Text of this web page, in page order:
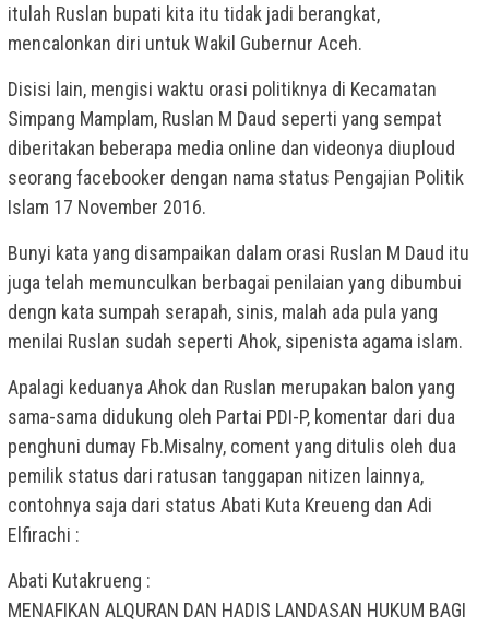
itulah Ruslan bupati kita itu tidak jadi berangkat,
mencalonkan diri untuk Wakil Gubernur Aceh.
Disisi lain, mengisi waktu orasi politiknya di Kecamatan
Simpang Mamplam, Ruslan M Daud seperti yang sempat
diberitakan beberapa media online dan videonya diuploud
seorang facebooker dengan nama status Pengajian Politik
Islam 17 November 2016.
Bunyi kata yang disampaikan dalam orasi Ruslan M Daud itu
juga telah memunculkan berbagai penilaian yang dibumbui
dengn kata sumpah serapah, sinis, malah ada pula yang
menilai Ruslan sudah seperti Ahok, sipenista agama islam.
Apalagi keduanya Ahok dan Ruslan merupakan balon yang
sama-sama didukung oleh Partai PDI-P, komentar dari dua
penghuni dumay Fb.Misalny, coment yang ditulis oleh dua
pemilik status dari ratusan tanggapan nitizen lainnya,
contohnya saja dari status Abati Kuta Kreueng dan Adi
Elfirachi :
Abati Kutakrueng :
MENAFIKAN ALQURAN DAN HADIS LANDASAN HUKUM BAGI